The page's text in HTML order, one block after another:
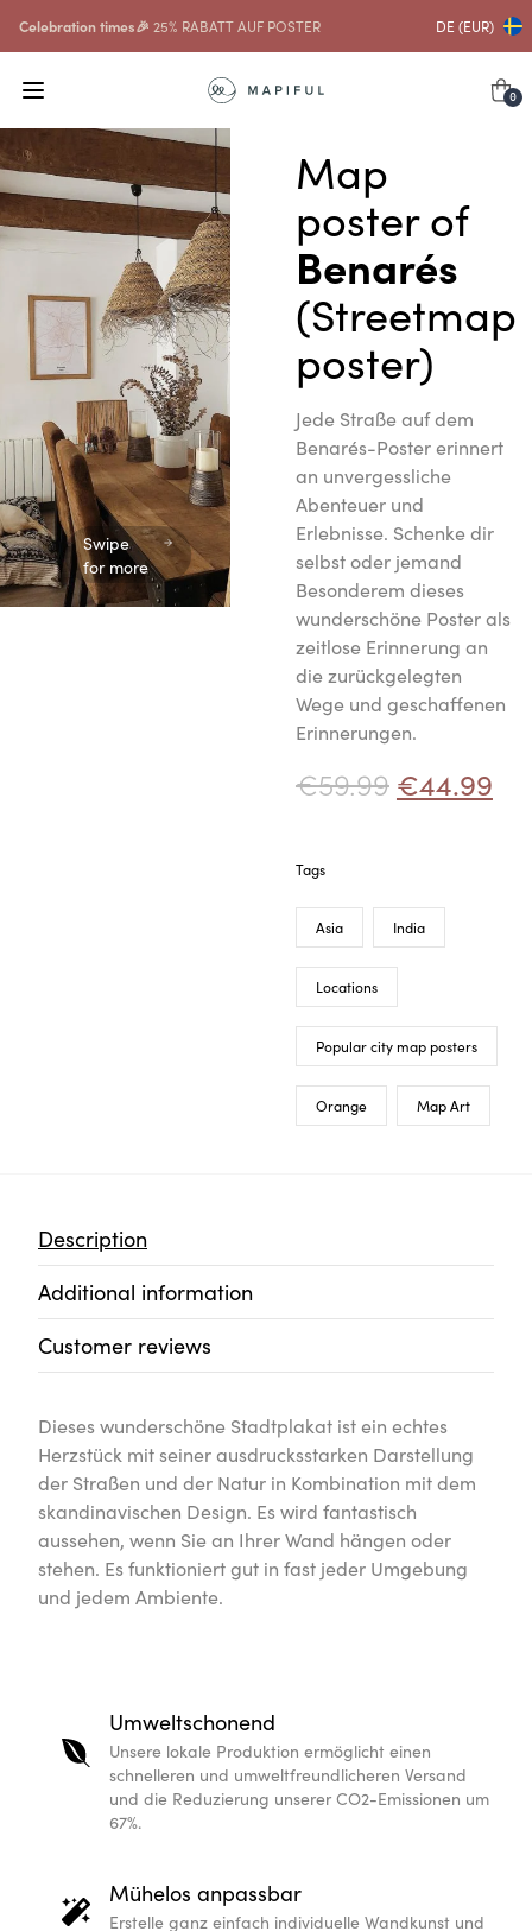
Celebration times🎉 25% RABATT AUF POSTER DE (EUR)
0
Swipe
for more
Map
poster of
Benarés
(Streetmap
poster)
Jede Straße auf dem
Benarés-Poster erinnert
an unvergessliche
Abenteuer und
Erlebnisse. Schenke dir
selbst oder jemand
Besonderem dieses
wunderschöne Poster als
zeitlose Erinnerung an
die zurückgelegten
Wege und geschaffenen
Erinnerungen.
€59.99 €44.99
Tags
Asia India
Locations
Popular city map posters
Orange Map Art
Description
Additional information
Customer reviews
Dieses wunderschöne Stadtplakat ist ein echtes
Herzstück mit seiner ausdrucksstarken Darstellung
der Straßen und der Natur in Kombination mit dem
skandinavischen Design. Es wird fantastisch
aussehen, wenn Sie an Ihrer Wand hängen oder
stehen. Es funktioniert gut in fast jeder Umgebung
und jedem Ambiente.
Umweltschonend
Unsere lokale Produktion ermöglicht einen
schnelleren und umweltfreundlicheren Versand
und die Reduzierung unserer CO2-Emissionen um
67%.
Mühelos anpassbar
Erstelle ganz einfach individuelle Wandkunst und